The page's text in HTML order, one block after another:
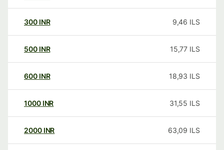
300 INR 9,46 ILS
500 INR 15,77 ILS
600 INR 18,93 ILS
1000 INR 31,55 ILS
2000 INR 63,09 ILS